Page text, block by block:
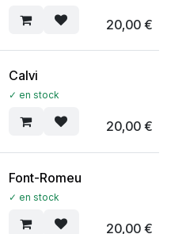
20,00€
Calvi
✓ en stock
20,00€
Font-Romeu
✓ en stock
20,00€